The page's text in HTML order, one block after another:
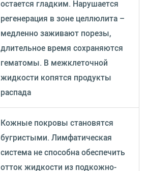
остается гладким. Нарушается
регенерация в зоне целлюлита –
медленно заживают порезы,
длительное время сохраняются
гематомы. В межклеточной
жидкости копятся продукты
распада
Кожные покровы становятся
бугристыми. Лимфатическая
система не способна обеспечить
отток жидкости из подкожно-